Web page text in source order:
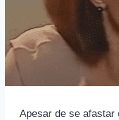
Apesar de se afastar